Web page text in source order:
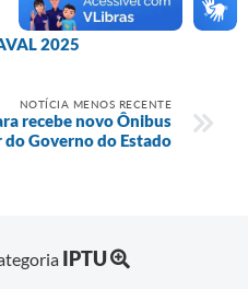
2025
NOTÍCIA MENOS RECENTE
recebe novo Ônibus
do Governo do Estado
IPTU